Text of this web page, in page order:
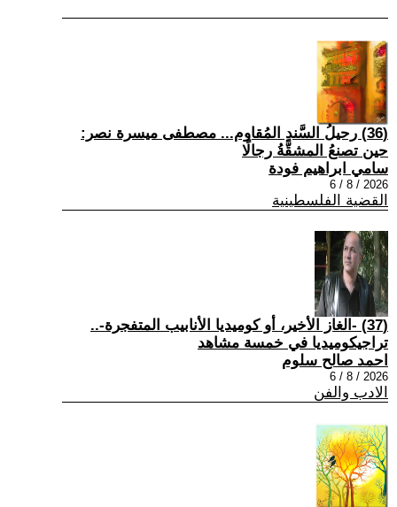
(36) رحيلُ السَّندِ المُقاوم... مصطفى ميسرة نصر:
حين تصنعُ المشقَّةُ رجالًا
سامي ابراهيم فودة
2026 / 8 / 6
القضية الفلسطينية
(37) -الغاز الأخير، أو كوميديا الأنابيب المتفجرة-..
تراجيكوميديا في خمسة مشاهد
احمد صالح سلوم
2026 / 8 / 6
الادب والفن